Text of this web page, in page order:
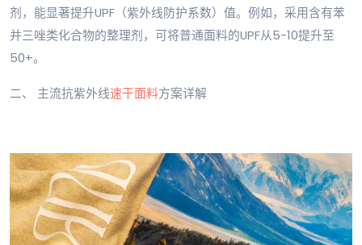
剂，能显著提升UPF（紫外线防护系数）值。例如，采用含有苯
并三唑类化合物的整理剂，可将普通面料的UPF从5-10提升至
50+。
二、 主流抗紫外线速干面料方案详解